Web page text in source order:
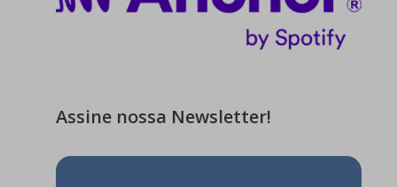
Assine nossa Newsletter!